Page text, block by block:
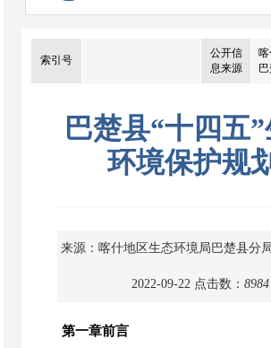
索引号
公开信
息来源
巴楚县“十四五
环境保护规
来源：喀什地区生态环境局巴楚县分
2022-09-22 点击数： 8984
第一章前言